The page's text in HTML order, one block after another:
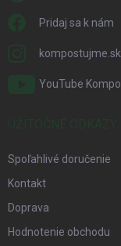
Pridaj sa k nám
kompostujme.sk
YouTube
Spoľahlivé doručenie
Kontakt
Doprava
Hodnotenie obchodu